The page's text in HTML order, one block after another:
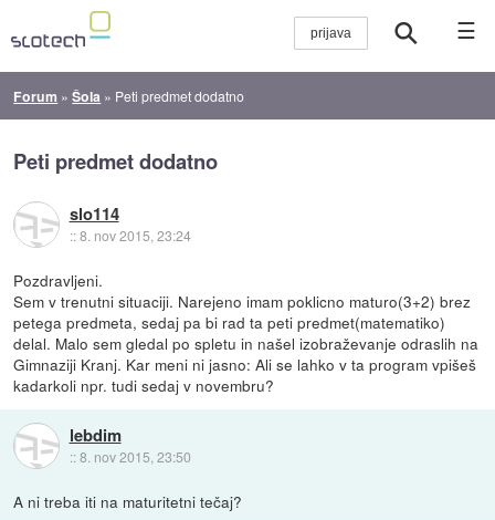
☰
Forum »Šola » Peti predmet dodatno
Peti predmet dodatno
slo114
::8. nov 2015, 23:24
Pozdravljeni.
Sem v trenutni situaciji. Narejeno imam poklicno maturo(3+2) brez
petega predmeta, sedaj pa bi rad ta peti predmet(matematiko)
delal. Malo sem gledal po spletu in našel izobraževanje odraslih na
Gimnaziji Kranj. Kar meni ni jasno: Ali se lahko v ta program vpišeš
kadarkoli npr. tudi sedaj v novembru?
lebdim
::8. nov 2015, 23:50
A ni treba iti na maturitetni tečaj?